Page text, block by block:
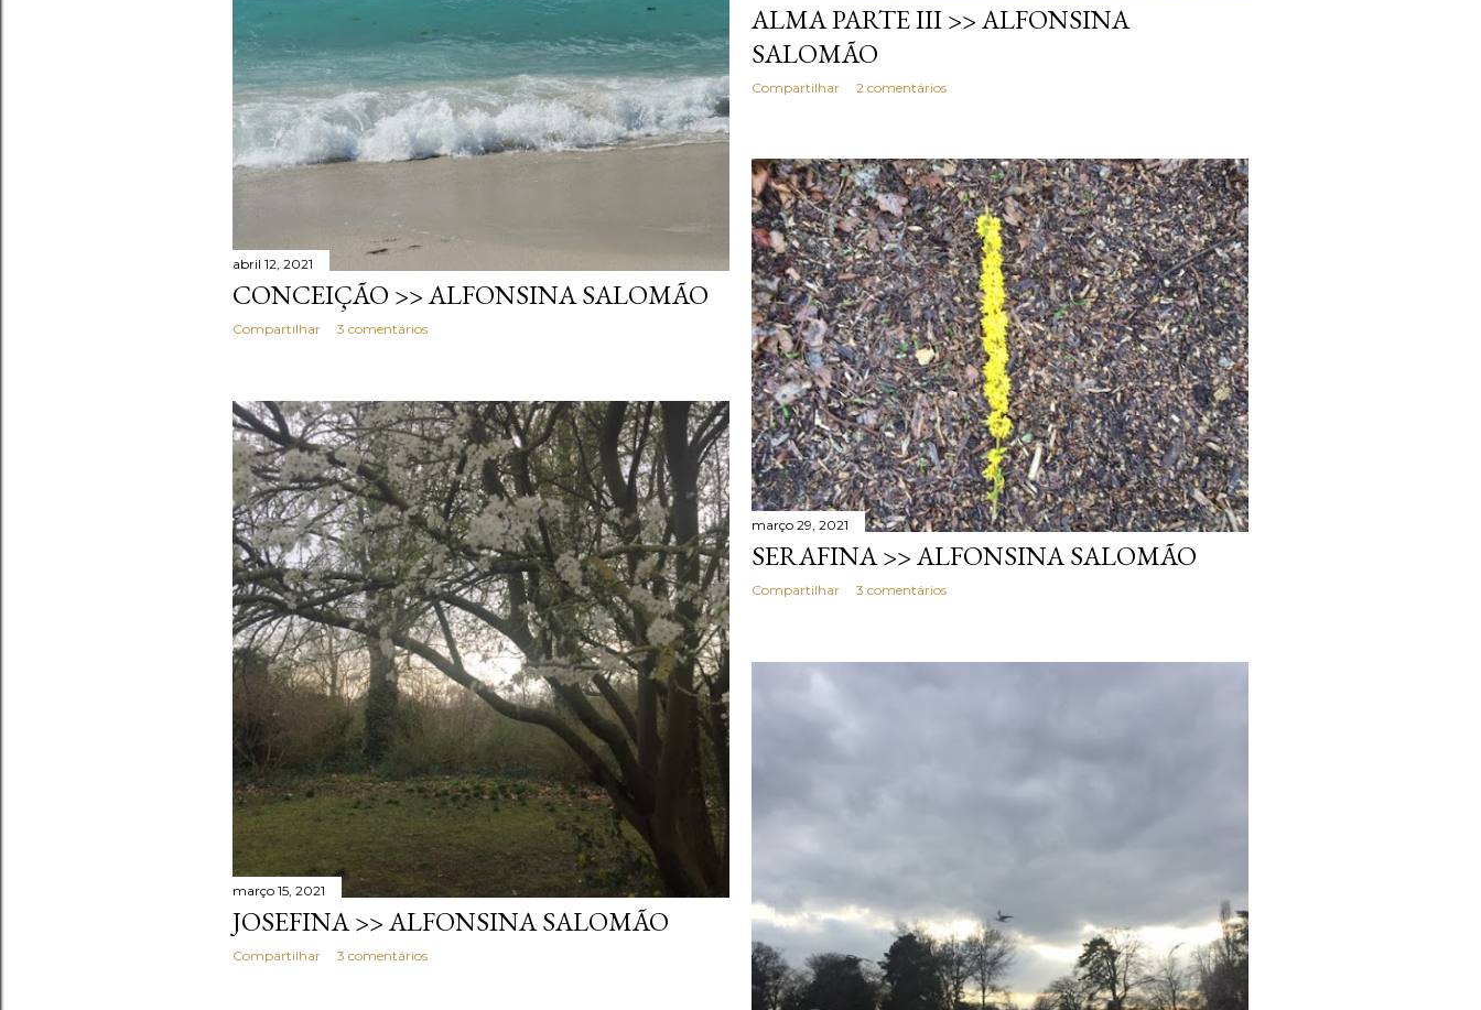
ALMA PARTE III >> ALFONSINA
SALOMÃO
Compartilhar 2 comentários
abril 12, 2021
CONCEIÇÃO >> ALFONSINA SALOMÃO
Compartilhar 3 comentários
março 29, 2021
SERAFINA >> ALFONSINA SALOMÃO
Compartilhar 3 comentários
março 15, 2021
JOSEFINA >> ALFONSINA SALOMÃO
Compartilhar 3 comentários